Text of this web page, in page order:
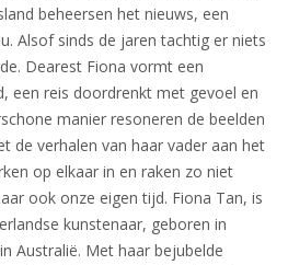
beheersen het nieuws, een
Alsof sinds de jaren tachtig er niets
Dearest Fiona vormt een
een reis doordrenkt met gevoel en
manier resoneren de beelden
de verhalen van haar vader aan het
op elkaar in en raken zo niet
ook onze eigen tijd. Fiona Tan, is
kunstenaar, geboren in
Australië. Met haar bejubelde